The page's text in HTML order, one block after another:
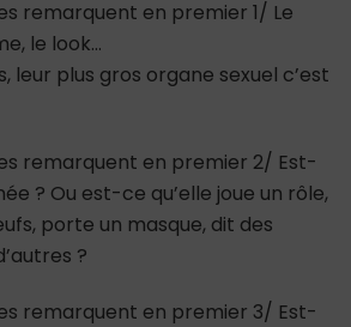
remarquent en premier 1/ Le
le look…
leur plus gros organe sexuel c’est
remarquent en premier 2/ Est-
? Ou est-ce qu’elle joue un rôle,
porte un masque, dit des
?
remarquent en premier 3/ Est-